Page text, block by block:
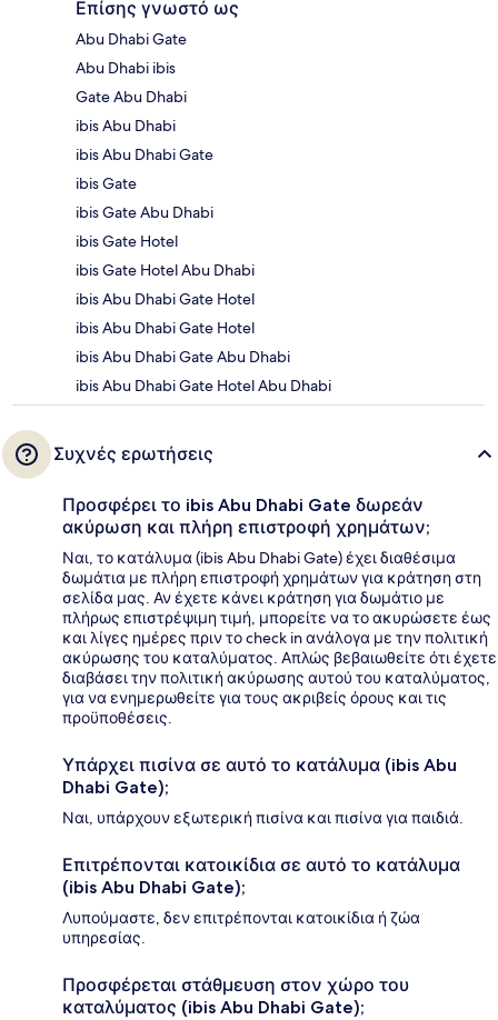
Επίσης γνωστό ως
Abu Dhabi Gate
Abu Dhabi ibis
Gate Abu Dhabi
ibis Abu Dhabi
ibis Abu Dhabi Gate
ibis Gate
ibis Gate Abu Dhabi
ibis Gate Hotel
ibis Gate Hotel Abu Dhabi
ibis Abu Dhabi Gate Hotel
ibis Abu Dhabi Gate Hotel
ibis Abu Dhabi Gate Abu Dhabi
ibis Abu Dhabi Gate Hotel Abu Dhabi
Συχνές ερωτήσεις
Προσφέρει το ibis Abu Dhabi Gate δωρεάν
ακύρωση και πλήρη επιστροφή χρημάτων;
Ναι, το κατάλυμα (ibis Abu Dhabi Gate) έχει διαθέσιμα
δωμάτια με πλήρη επιστροφή χρημάτων για κράτηση στη
σελίδα μας. Αν έχετε κάνει κράτηση για δωμάτιο με
πλήρως επιστρέψιμη τιμή, μπορείτε να το ακυρώσετε έως
και λίγες ημέρες πριν το check in ανάλογα με την πολιτική
ακύρωσης του καταλύματος. Απλώς βεβαιωθείτε ότι έχετε
διαβάσει την πολιτική ακύρωσης αυτού του καταλύματος,
για να ενημερωθείτε για τους ακριβείς όρους και τις
προϋποθέσεις.
Υπάρχει πισίνα σε αυτό το κατάλυμα (ibis Abu
Dhabi Gate);
Ναι, υπάρχουν εξωτερική πισίνα και πισίνα για παιδιά.
Επιτρέπονται κατοικίδια σε αυτό το κατάλυμα
(ibis Abu Dhabi Gate);
Λυπούμαστε, δεν επιτρέπονται κατοικίδια ή ζώα
υπηρεσίας.
Προσφέρεται στάθμευση στον χώρο του
καταλύματος (ibis Abu Dhabi Gate);